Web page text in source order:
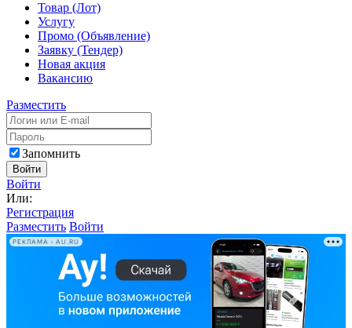
Товар (Лот)
Услугу
Промо (Объявление)
Заявку (Тендер)
Новая акция
Вакансию
Разместить
Запомнить
Войти
Войти
Или:
Регистрация
Разместить Войти
РЕКЛАМА • AU.RU